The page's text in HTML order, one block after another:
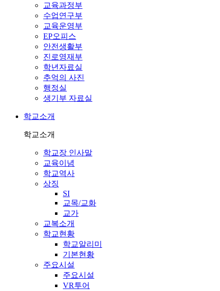
교육과정부
수업연구부
교육운영부
EP오피스
안전생활부
진로영재부
학년자료실
추억의 사진
행정실
생기부 자료실
학교소개
학교소개
학교장 인사말
교육이념
학교역사
상징
SI
교목/교화
교가
교복소개
학교현황
학교알리미
기본현황
주요시설
주요시설
VR투어